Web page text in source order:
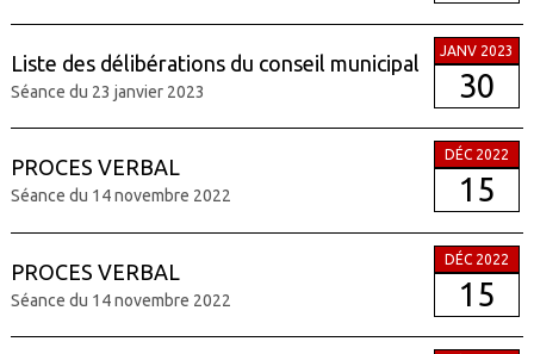
Liste des délibérations du conseil municipal
Séance du 23 janvier 2023
JANV 2023
30
PROCES VERBAL
Séance du 14 novembre 2022
DÉC 2022
15
PROCES VERBAL
Séance du 14 novembre 2022
DÉC 2022
15